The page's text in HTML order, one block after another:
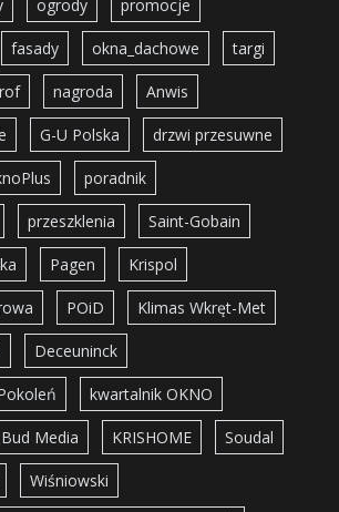
ogrody promocje
fasady okna_dachowe targi
nagroda Anwis
G-U Polska drzwi przesuwne
poradnik
przeszklenia Saint-Gobain
Pagen Krispol
POiD Klimas Wkręt-Met
Deceuninck
kwartalnik OKNO
Media KRISHOME Soudal
Wiśniowski